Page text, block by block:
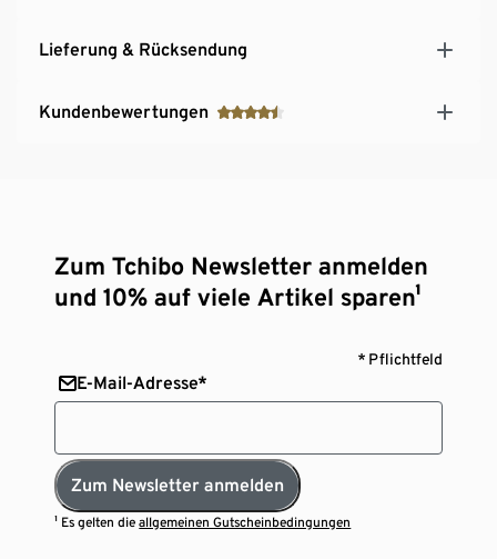
Lieferung & Rücksendung
Kundenbewertungen
Zum Tchibo Newsletter anmelden
und 10% auf viele Artikel sparen¹
* Pflichtfeld
E-Mail-Adresse*
Zum Newsletter anmelden
¹ Es gelten dieallgemeinen Gutscheinbedingungen